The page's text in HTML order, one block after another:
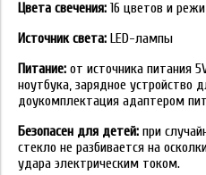
Цвета свечения: 16 цветов и
Источник света: LED-лампы
Питание: от источника питания
ноутбука, зарядное устройство
доукомплектация адаптером
Безопасен для детей: при
стекло не разбивается на
удара электрическим током.